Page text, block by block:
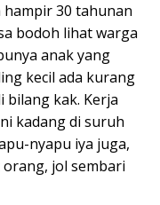
30 tahunan
bodoh lihat warga
anak yang
kecil ada kurang
bilang kak. Kerja
kadang di suruh
nyapu iya juga,
jol sembari